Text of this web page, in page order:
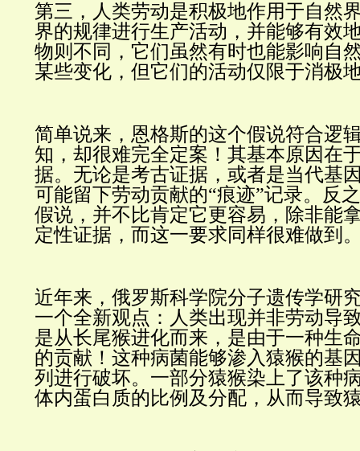
第三，人类劳动是积极地作用于自然
界的规律进行生产活动，并能够有效
物则不同，它们虽然有时也能影响自
某些变化，但它们的活动仅限于消极
简单说来，恩格斯的这个假说符合逻
知，却很难完全定案！其基本原因在
据。无论是考古证据，或者是当代基
可能留下劳动贡献的“痕迹”记录。反
假说，并不比肯定它更容易，除非能
定性证据，而这一要求同样很难做到
近年来，俄罗斯科学院分子遗传学研
一个全新观点：人类出现并非劳动导
是从长尾猴进化而来，是由于一种生
的贡献！这种病菌能够渗入猿猴的基
列进行破坏。一部分猿猴染上了该种
体内蛋白质的比例及分配，从而导致